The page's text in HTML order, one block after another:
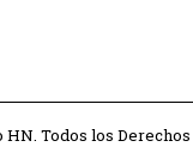
Todos los Derechos